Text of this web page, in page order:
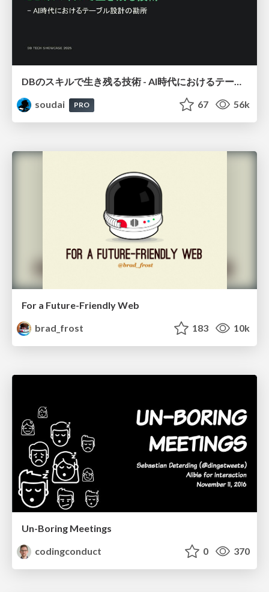
DBのスキルで生き残る技術 - AI時代におけるテーブル設計の勘所
soudai
PRO 67 56k
For a Future-Friendly Web
brad_frost
183 10k
Un-Boring Meetings
codingconduct
0 370